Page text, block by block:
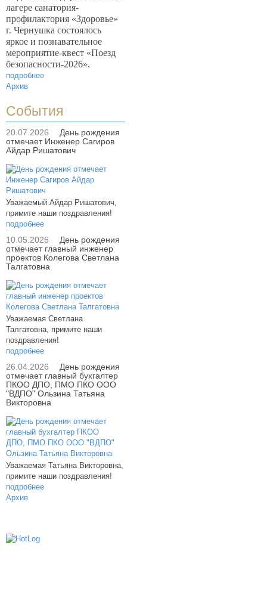
лагере санатория-
профилактория «Здоровье»
г. Чернушка состоялось
яркое и познавательное
мероприятие-квест «Поезд
безопасности-2026».
подробнее
Архив
События
20.07.2026
День рождения
отмечает Инженер Сагиров
Айдар Ришатович
Уважаемый Айдар Ришатович,
примите наши поздравления!
подробнее
10.05.2026
День рождения
отмечает главный инженер
проектов Колегова Светлана
Талгатовна
Уважаемая Светлана
Талгатовна, примите наши
поздравления!
подробнее
26.04.2026
День рождения
отмечает главный бухгалтер
ПКОО ДПО, ПМО ПКО ООО
"ВДПО" Ользина Татьяна
Викторовна
Уважаемая Татьяна Викторовна,
примите наши поздравления!
подробнее
Архив